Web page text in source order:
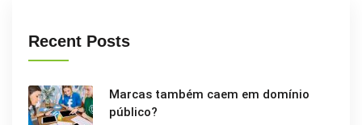
Recent Posts
Marcas também caem em domínio
público?